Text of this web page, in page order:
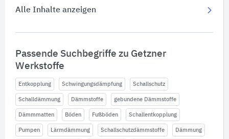
Alle Inhalte anzeigen
Passende Suchbegriffe zu Getzner
Werkstoffe
Entkopplung Schwingungsdämpfung Schallschutz
Schalldämmung Dämmstoffe gebundene Dämmstoffe
Dämmmatten Böden Fußböden Schallentkopplung
Pumpen Lärmdämmung Schallschutzdämmstoffe Dämmung